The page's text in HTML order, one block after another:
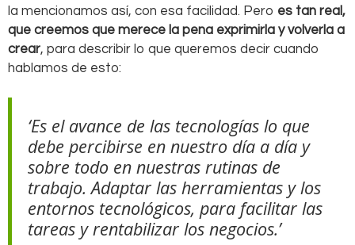
la mencionamos así, con esa facilidad. Pero es tan real,
que creemos que merece la pena exprimirla y volverla a
crear, para describir lo que queremos decir cuando
hablamos de esto:
‘Es el avance de las tecnologías lo que
debe percibirse en nuestro día a día y
sobre todo en nuestras rutinas de
trabajo. Adaptar las herramientas y los
entornos tecnológicos, para facilitar las
tareas y rentabilizar los negocios.’